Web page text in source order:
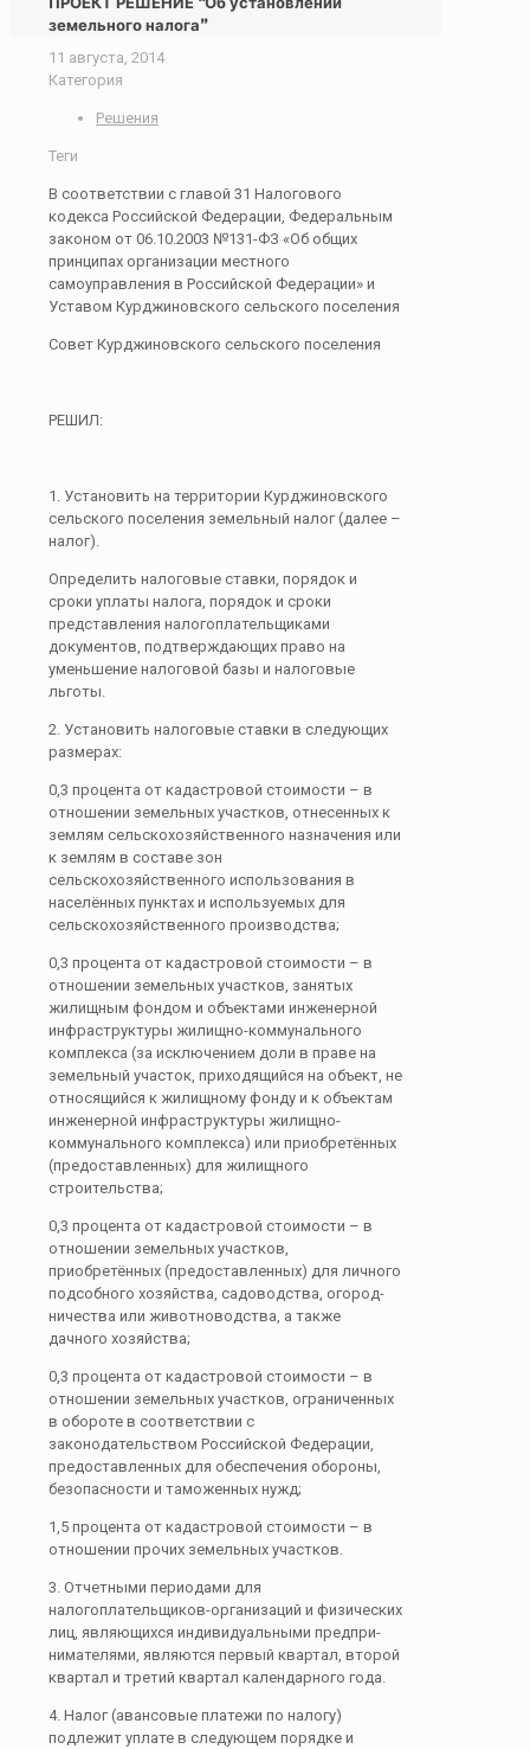
земельного налога”
11 августа, 2014
Категория
Решения
Теги
В соответствии с главой 31 Налогового
кодекса Российской Федерации, Федеральным
законом от 06.10.2003 №131-ФЗ «Об общих
принципах организации местного
самоуправления в Российской Федерации» и
Уставом Курджиновского сельского поселения
Совет Курджиновского сельского поселения
РЕШИЛ:
1. Установить на территории Курджиновского
сельского поселения земельный налог (далее –
налог).
Определить налоговые ставки, порядок и
сроки уплаты налога, порядок и сроки
представления налогоплательщиками
документов, под­тверждающих право на
уменьшение налоговой базы и налоговые
льготы.
2. Установить налоговые ставки в следующих
размерах:
0,3 процента от кадастровой стоимости – в
отношении земельных участков, отнесенных к
землям сельскохозяйственного назначения или
к землям в составе зон
сельскохозяйственного использования в
населённых пунктах и используемых для
сельскохозяйственного производства;
0,3 процента от кадастровой стоимости – в
отношении земельных участков, занятых
жилищным фондом и объектами инженерной
инфраструктуры жилищно-коммунального
комплекса (за исключением доли в праве на
земельный участок, приходящийся на объект, не
относящийся к жилищному фонду и к объектам
инженерной инфраструктуры жилищно-
коммунального комплекса) или приобретённых
(предоставленных) для жилищного
строительства;
0,3 процента от кадастровой стоимости – в
отношении земельных участков,
приобретённых (предостав­ленных) для личного
подсобного хозяйства, садоводства, огород­
ничества или животноводства, а также
дачного хозяйства;
0,3 процента от кадастровой стоимости – в
отношении земельных участков, ограниченных
в обороте в соответствии с
законодательством Российской Федерации,
предоставленных для обеспечения обороны,
безопасности и таможенных нужд;
1,5 процента от кадастровой стоимости – в
отношении прочих земельных участков.
3. Отчетными периодами для
налогоплательщиков-организа­ций и физических
лиц, являющихся индивидуальными предпри­
нимателями, являются первый квартал, второй
квартал и третий квартал календарного года.
4. Налог (авансовые платежи по налогу)
подлежит уплате в следующем порядке и